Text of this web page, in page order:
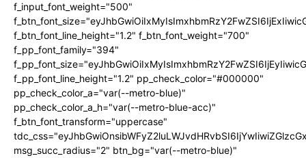
f_input_font_weight="500"
f_btn_font_line_height="1.2" f_btn_font_weight="700"
f_pp_font_family="394"
f_pp_font_line_height="1.2" pp_check_color="#000000"
pp_check_color_a="var(--metro-blue)"
pp_check_color_a_h="var(--metro-blue-acc)"
f_btn_font_transform="uppercase"
msg_succ_radius="2" btn_bg="var(--metro-blue)"